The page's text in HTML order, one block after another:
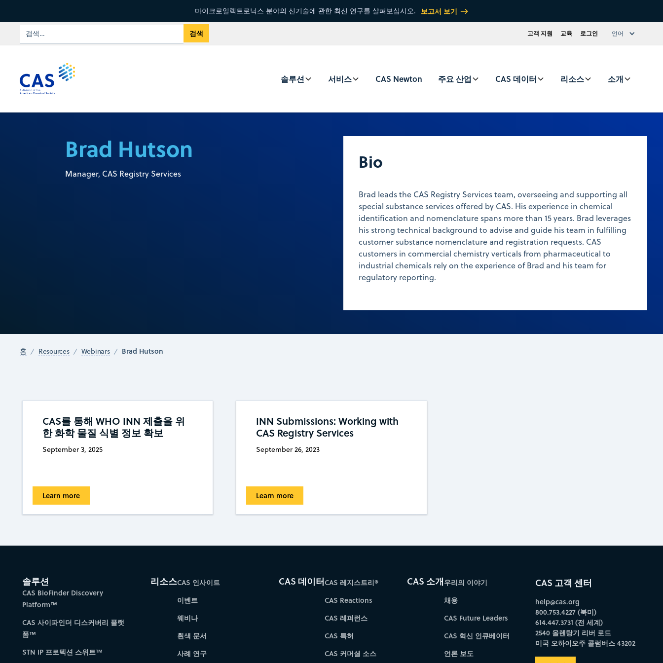
마이크로일렉트로닉스 분야의 신기술에 관한 최신 연구를 살펴보십시오. 보고서 보기
고객 지원 교육 로그인 언어
솔루션 서비스 CAS Newton 주요 산업 CAS 데이터 리소스 소개
Brad Hutson
Manager, CAS Registry Services
Bio
Brad leads the CAS Registry Services team, overseeing and supporting all
special substance services offered by CAS. His experience in chemical
identification and nomenclature spans more than 15 years. Brad leverages
his strong technical background to advise and guide his team in fulfilling
customer substance nomenclature and registration requests. CAS
customers in commercial chemistry verticals from pharmaceutical to
industrial chemicals rely on the experience of Brad and his team for
regulatory reporting.
홈 Resources Webinars Brad Hutson
CAS를 통해 WHO INN 제출을 위
한 화학 물질 식별 정보 확보
September 3, 2025
Learn more
INN Submissions: Working with
CAS Registry Services
September 26, 2023
Learn more
솔루션
CAS BioFinder Discovery
Platform™
CAS 사이파인더 디스커버리 플랫
폼™
STN IP 프로텍션 스위트™
리소스CAS 인사이트
이벤트
웨비나
흰색 문서
사례 연구
CAS 데이터CAS 레지스트리®
CAS Reactions
CAS 레퍼런스
CAS 특허
CAS 커머셜 소스
CAS 소개우리의 이야기
채용
CAS Future Leaders
CAS 혁신 인큐베이터
언론 보도
CAS 고객 센터
help@cas.org
800.753.4227 (북미)
614.447.3731 (전 세계)
2540 올렌탕기 리버 로드
미국 오하이오주 콜럼버스 43202